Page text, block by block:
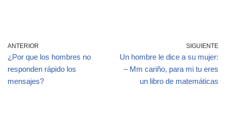
ANTERIOR
¿Por que los hombres no
responden rápido los
mensajes?
SIGUIENTE
Un hombre le dice a su mujer:
– Mm cariño, para mi tu eres
un libro de matemáticas